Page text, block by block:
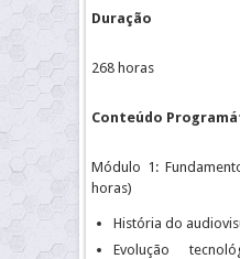
Duração
268 horas
Conteúdo
Módulo 1:
horas)
História do
Evolução